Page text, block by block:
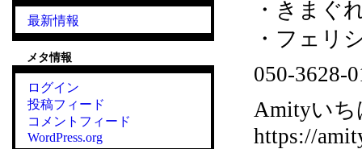
・きまぐ
・フェリ
050-3628-
Amityいち
https://
最新情報
メタ情報
ログイン
投稿フィード
コメントフィード
WordPress.org